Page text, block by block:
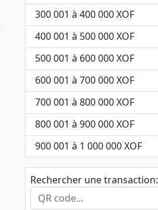
300 001 à 400 000 XOF
400 001 à 500 000 XOF
500 001 à 600 000 XOF
600 001 à 700 000 XOF
700 001 à 800 000 XOF
800 001 à 900 000 XOF
900 001 à 1 000 000 XOF
Rechercher une transaction: